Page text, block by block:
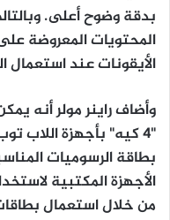
بدقة وضوح أعلى.
المحتويات المعروضة
الأيقونات عند استعمال
وأضاف راينر مولر أنه
"4 كيه" بأجهزة اللاب
بطاقة الرسوميات
الأجهزة المكتبية
من خلال استعمال